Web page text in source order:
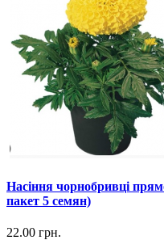
Насіння чорнобривці
пакет 5 семян)
22.00 грн.